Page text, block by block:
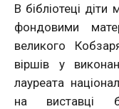
В бібліотеці
фондовими
великого
віршів у
лауреата
на виставці